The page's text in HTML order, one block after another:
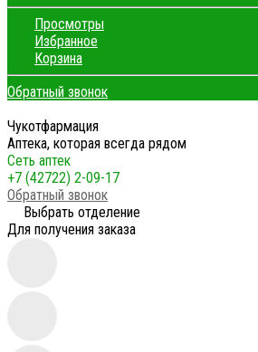
Просмотры
Избранное
Корзина
Обратный звонок
Чукотфармация
Аптека, которая всегда рядом
Сеть аптек
+7 (42722) 2-09-17
Обратный звонок
Выбрать отделение
Для получения заказа